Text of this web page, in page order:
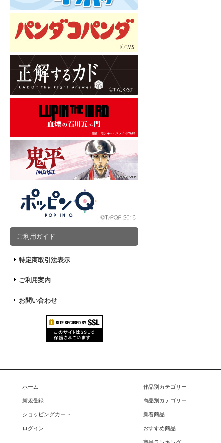
ご利用ガイド
特定商取引法表示
ご利用案内
お問い合わせ
ホーム
新規登録
ショッピングカート
ログイン
作品別カテゴリー
商品別カテゴリー
新着商品
おすすめ商品